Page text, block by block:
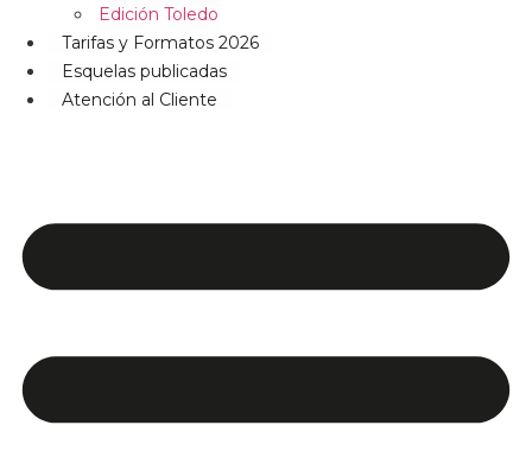
Edición Toledo
Tarifas y Formatos 2026
Esquelas publicadas
Atención al Cliente